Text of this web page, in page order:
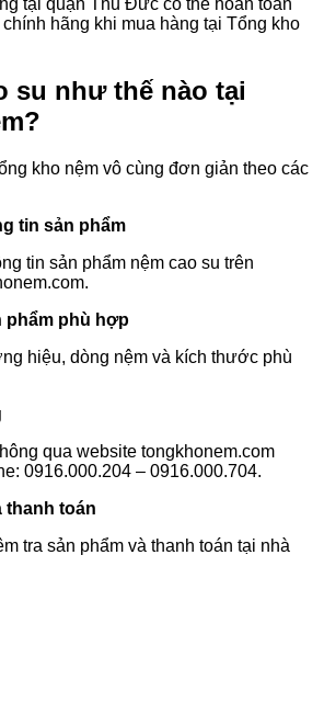
tại quận Thủ Đức có thể hoàn toàn
hãng khi mua hàng tại Tổng kho
su như thế nào tại
kho nệm vô cùng đơn giản theo các
tin sản phẩm
tin sản phẩm nệm cao su trên
phẩm phù hợp
hiệu, dòng nệm và kích thước phù
qua website tongkhonem.com
0916.000.204 – 0916.000.704.
thanh toán
tra sản phẩm và thanh toán tại nhà